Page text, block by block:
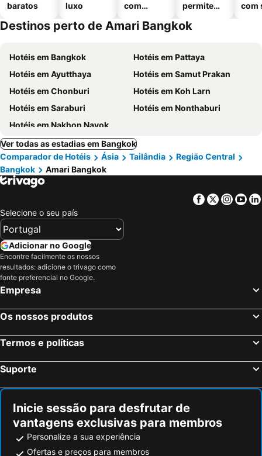
baratos
luxo
com
permitem
com
Destinos perto de Amari Bangkok
Hotéis em Bangkok
Hotéis em Pattaya
Hotéis em Ayutthaya
Hotéis em Samut Prakan
Hotéis em Chonburi
Hotéis em Koh Larn
Hotéis em Saraburi
Hotéis em Nonthaburi
Hotéis em Nakhon Nayok
Ver todas as estadias em Bangkok
Comparador de Hotéis
Ásia Tailândia
Região Central
Bangkok
Amari Bangkok
Facebook
Twitter
Selecione o seu país
Adicionar no Google
Encontre facilmente os nossos
resultados: adicione o trivago como
fonte preferencial no Google.
Empresa
Os nossos produtos
Termos e políticas
Suporte
Inicie sessão para desfrutar de
vantagens exclusivas para membros
Personalize a sua experiência
Ofertas e preços para membros